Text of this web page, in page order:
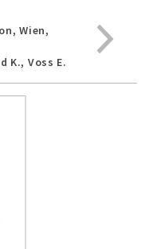
Wien,
K., Voss E.